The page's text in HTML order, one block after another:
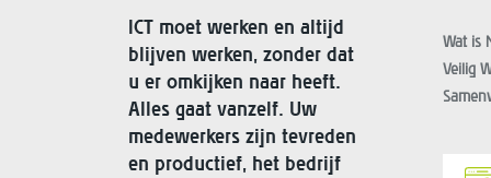
ICT moet werken en altijd
blijven werken, zonder dat
u er omkijken naar heeft.
Alles gaat vanzelf. Uw
medewerkers zijn tevreden
en productief, het bedrijf
Wat is
Veilig
Wat is
Veilig